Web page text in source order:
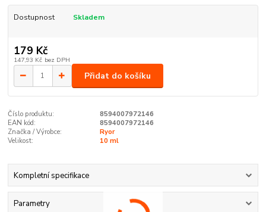
Dostupnost Skladem
179 Kč
147,93 Kč bez DPH
Přidat do košíku
Číslo produktu:
8594007972146
EAN kód:
8594007972146
Značka / Výrobce:
Ryor
Velikost:
10 ml
Kompletní specifikace
Parametry